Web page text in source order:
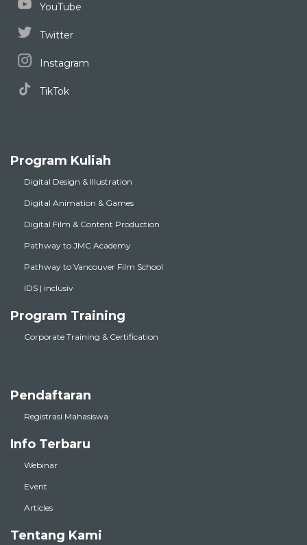
YouTube
Twitter
Instagram
TikTok
Program Kuliah
Digital Design & Illustration
Digital Animation & Games
Digital Film & Content Production
Pathway to JMC Academy
Pathway to Vancouver Film School
IDS | inclusiv
Program Training
Corporate Training & Certification
Pendaftaran
Registrasi Mahasiswa
Info Terbaru
Webinar
Event
Articles
Tentang Kami